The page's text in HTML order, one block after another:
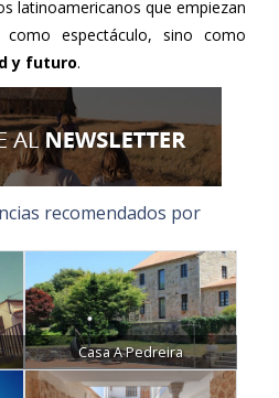
latinoamericanos que empiezan
espectáculo, sino como
y futuro.
recomendados por
Casa A Pedreira